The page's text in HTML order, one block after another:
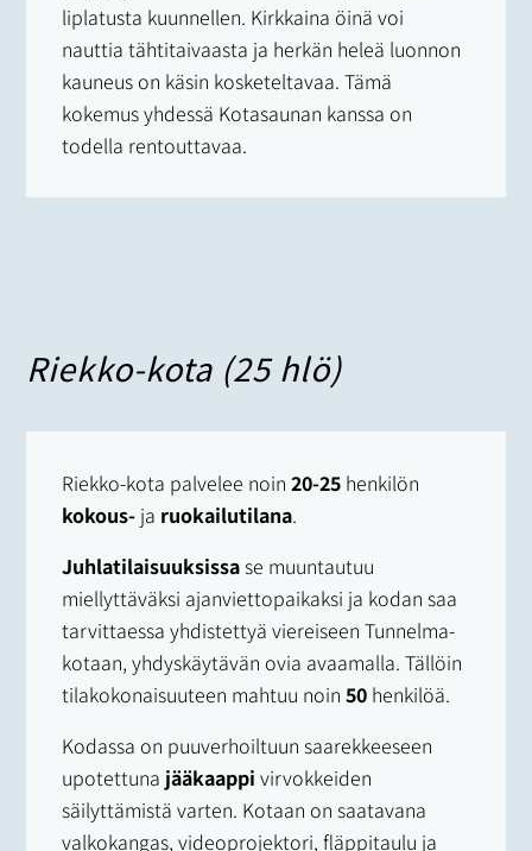
liplatusta kuunnellen. Kirkkaina öinä voi
nauttia tähtitaivaasta ja herkän heleä luonnon
kauneus on käsin kosketeltavaa. Tämä
kokemus yhdessä Kotasaunan kanssa on
todella rentouttavaa.
Riekko-kota (25 hlö)
Riekko-kota palvelee noin20-25 henkilön
kokous- ja ruokailutilana.
Juhlatilaisuuksissase muuntautuu
miellyttäväksi ajanviettopaikaksi ja kodan saa
tarvittaessa yhdistettyä viereiseen Tunnelma-
kotaan, yhdyskäytävän ovia avaamalla. Tällöin
tilakokonaisuuteen mahtuu noin50 henkilöä.
Kodassa on puuverhoiltuun saarekkeeseen
upotettuna jääkaappi virvokkeiden
säilyttämistä varten. Kotaan on saatavana
valkokangas, videoprojektori, fläppitaulu ja